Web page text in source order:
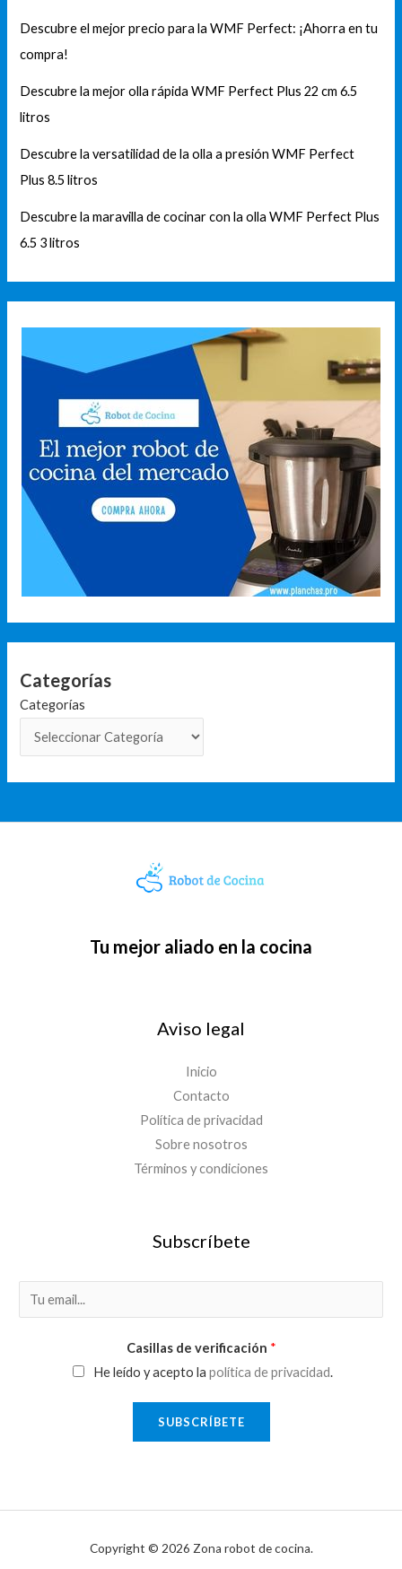
Descubre el mejor precio para la WMF Perfect: ¡Ahorra en tu
compra!
Descubre la mejor olla rápida WMF Perfect Plus 22 cm 6.5
litros
Descubre la versatilidad de la olla a presión WMF Perfect
Plus 8.5 litros
Descubre la maravilla de cocinar con la olla WMF Perfect Plus
6.5 3 litros
Categorías
Categorías
Tu mejor aliado en la cocina
Aviso legal
Inicio
Contacto
Política de privacidad
Sobre nosotros
Términos y condiciones
Subscríbete
m
Casillas de verificación *
He leído y acepto la política de privacidad.
SUBSCRÍBETE
Copyright © 2026 Zona robot de cocina.